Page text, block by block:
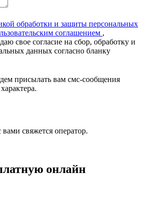
обработки и защиты персональных
соглашением ,
свое согласие на сбор, обработку и
данных согласно бланку
присылать вам смс-сообщения
свяжется оператор.
онлайн